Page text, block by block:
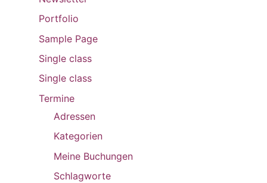
Portfolio
Sample Page
Single class
Single class
Termine
Adressen
Kategorien
Meine Buchungen
Schlagworte